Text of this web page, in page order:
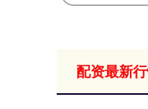
配资最新